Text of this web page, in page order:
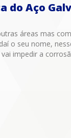
do Aço
áreas mas
o seu nome,
impedir a